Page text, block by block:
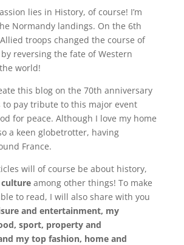
lies in History, of course! I’m
Normandy landings. On the 6th
troops changed the course of
reversing the fate of Western
world!
this blog on the 70th anniversary
pay tribute to this major event
for peace. Although I love my home
a keen globetrotter, having
France.
will of course be about history,
among other things! To make
to read, I will also share with you
and entertainment, my
sport, property and
my top fashion, home and